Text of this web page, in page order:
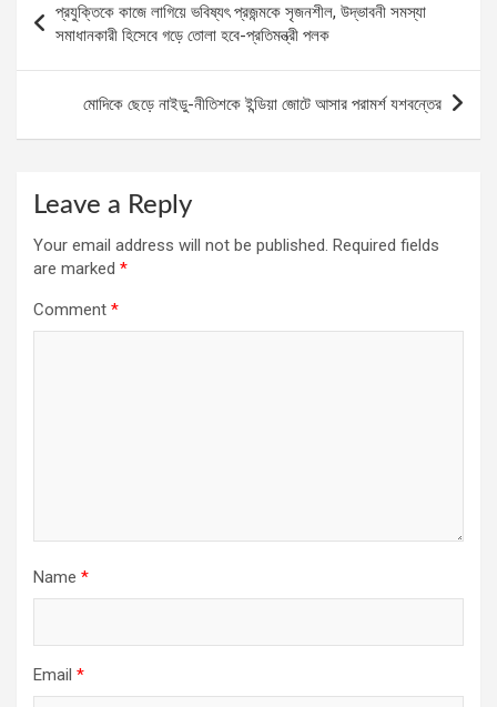
navigation
প্রযুক্তিকে কাজে লাগিয়ে ভবিষ্যৎ প্রজন্মকে সৃজনশীল, উদ্ভাবনী সমস্যা
সমাধানকারী হিসেবে গড়ে তোলা হবে-প্রতিমন্ত্রী পলক
মোদিকে ছেড়ে নাইডু-নীতিশকে ইন্ডিয়া জোটে আসার পরামর্শ যশবন্তের
Leave a Reply
Your email address will not be published. Required fields
are marked *
Comment *
Name *
Email *